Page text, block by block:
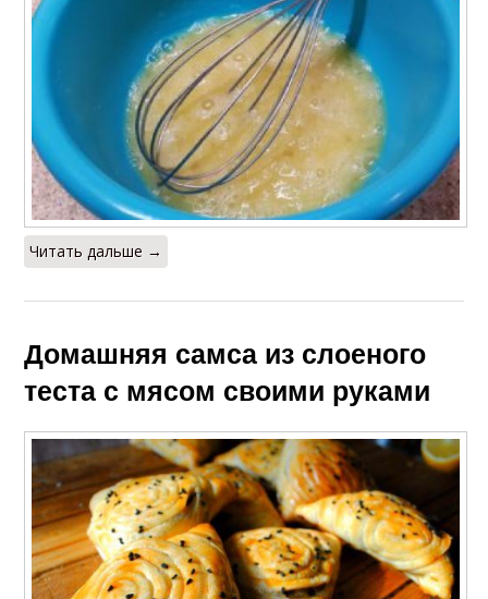
Читать дальше →
Домашняя самса из слоеного
теста с мясом своими руками